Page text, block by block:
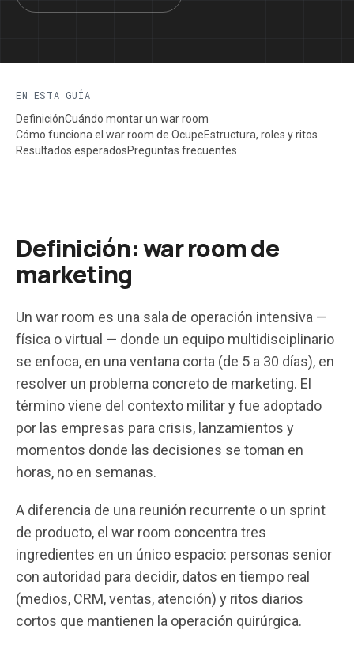
EN ESTA GUÍA
DefiniciónCuándo montar un war room
Cómo funciona el war room de OcupeEstructura, roles y ritos
Resultados esperadosPreguntas frecuentes
Definición: war room de
marketing
Un war room es una sala de operación intensiva —
física o virtual — donde un equipo multidisciplinario
se enfoca, en una ventana corta (de 5 a 30 días), en
resolver un problema concreto de marketing. El
término viene del contexto militar y fue adoptado
por las empresas para crisis, lanzamientos y
momentos donde las decisiones se toman en
horas, no en semanas.
A diferencia de una reunión recurrente o un sprint
de producto, el war room concentra tres
ingredientes en un único espacio: personas senior
con autoridad para decidir, datos en tiempo real
(medios, CRM, ventas, atención) y ritos diarios
cortos que mantienen la operación quirúrgica.